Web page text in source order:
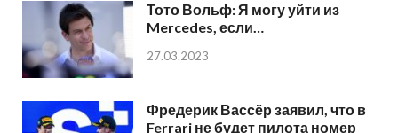
Тото Вольф: Я могу уйти из
Mercedes, если…
27.03.2023
Фредерик Вассёр заявил, что в
Ferrari не будет пилота номер